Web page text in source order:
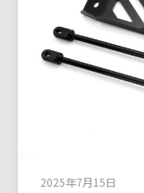
2025年7月15日